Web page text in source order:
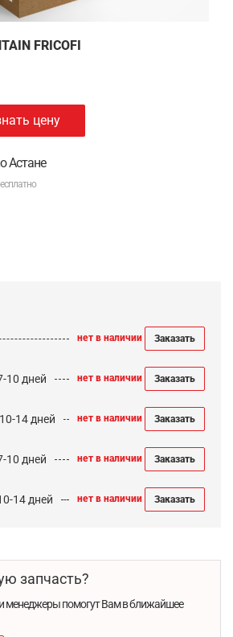
FRICOFI
цену
Астане
нет в наличии Заказать
10 дней нет в наличии Заказать
14 дней нет в наличии Заказать
10 дней нет в наличии Заказать
14 дней нет в наличии Заказать
запчасть?
менеджеры помогут Вам в ближайшее